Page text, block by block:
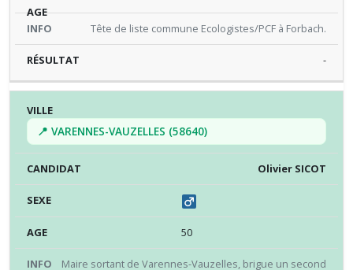
Tête de liste commune Ecologistes/PCF à Forbach.
-
📍 VARENNES-VAUZELLES (58640)
Olivier SICOT
50
Maire sortant de Varennes-Vauzelles, brigue un second